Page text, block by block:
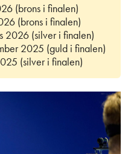
(brons i finalen)
(brons i finalen)
2026 (silver i finalen)
2025 (guld i finalen)
(silver i finalen)